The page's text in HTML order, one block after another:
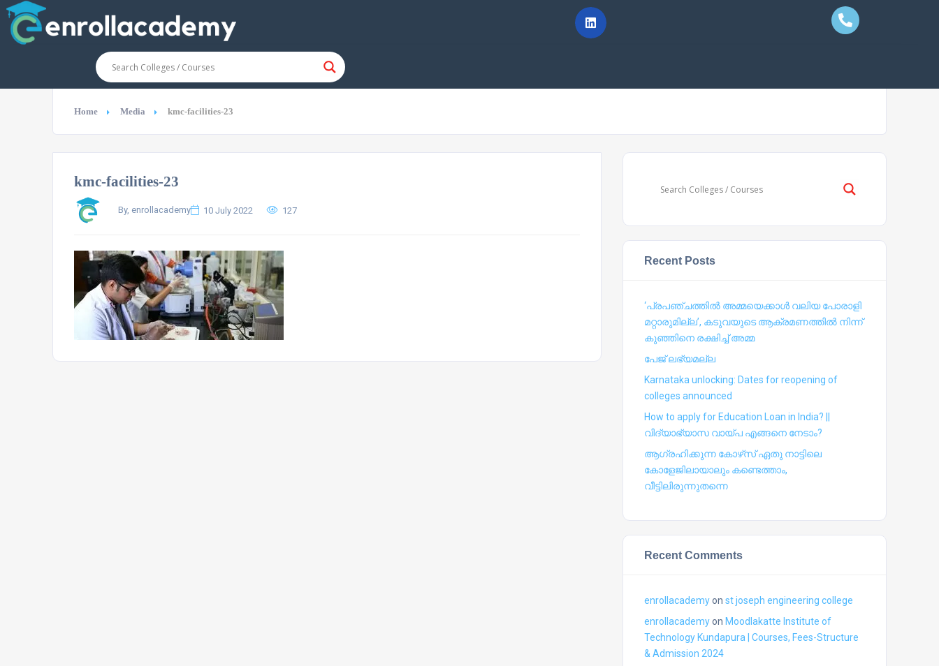
Home Media kmc-facilities-23
kmc-facilities-23
By, enrollacademy 10 July 2022 127
Recent Posts
‘പ്രപഞ്ചത്തില്‍ അമ്മയെക്കാള്‍ വലിയ പോരാളി
മറ്റാരുമില്ല’, കടുവയുടെ ആക്രമണത്തില്‍ നിന്ന്
കുഞ്ഞിനെ രക്ഷിച്ച് അമ്മ
പേജ് ലഭ്യമല്ല
Karnataka unlocking: Dates for reopening of
colleges announced
How to apply for Education Loan in India? ||
വിദ്യാഭ്യാസ വായ്പ എങ്ങനെ നേടാം?
ആഗ്രഹിക്കുന്ന കോഴ്‍സ് ഏതു നാട്ടിലെ
കോളേജിലായാലും കണ്ടെത്താം,
വീട്ടിലിരുന്നുതന്നെ
Recent Comments
enrollacademyon st joseph engineering college
enrollacademyon Moodlakatte Institute of
Technology Kundapura | Courses, Fees-Structure
& Admission 2024